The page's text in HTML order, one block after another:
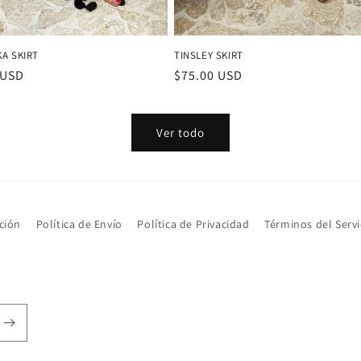
SKIRT TINSLEY SKIRT
Precio
$75.00 USD
Ver todo
Política de Envío Política de Privacidad Términos del